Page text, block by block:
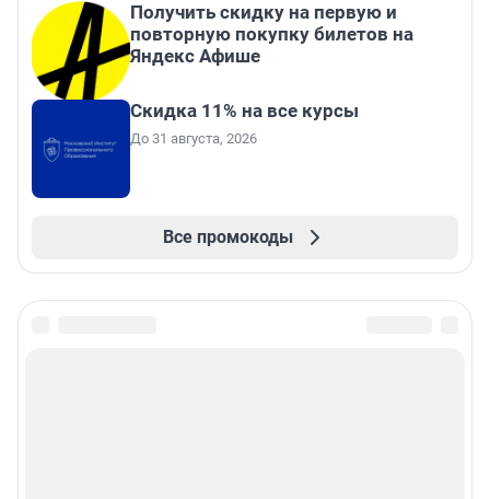
Получить скидку на первую и
повторную покупку билетов на
Яндекс Афише
Скидка 11% на все курсы
До 31 августа, 2026
Все промокоды